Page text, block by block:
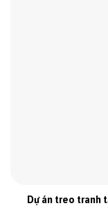
Dự án treo tranh